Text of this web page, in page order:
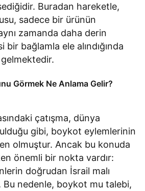
Buradan hareketle,
sadece bir ürünün
zamanda daha derin
bağlamla ele alındığında
gelmektedir.
Görmek Ne Anlama Gelir?
çatışma, dünya
gibi, boykot eylemlerinin
olmuştur. Ancak bu konuda
önemli bir nokta vardır:
doğrudan İsrail malı
Bu nedenle, boykot mu talebi,